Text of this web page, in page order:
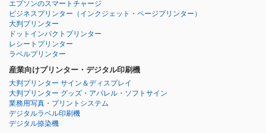
エプソンのスマートチャージ
ビジネスプリンター （インクジェット・ページプリンター）
大判プリンター
ドットインパクトプリンター
レシートプリンター
ラベルプリンター
産業向けプリンター・デジタル印刷機
大判プリンター サイン＆ディスプレイ
大判プリンター グッズ・アパレル・ソフトサイン
業務用写真・プリントシステム
デジタルラベル印刷機
デジタル捺染機